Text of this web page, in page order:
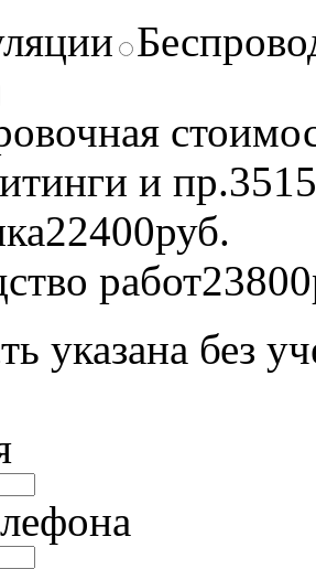
и пр.
22400руб.
работ23800
указана без